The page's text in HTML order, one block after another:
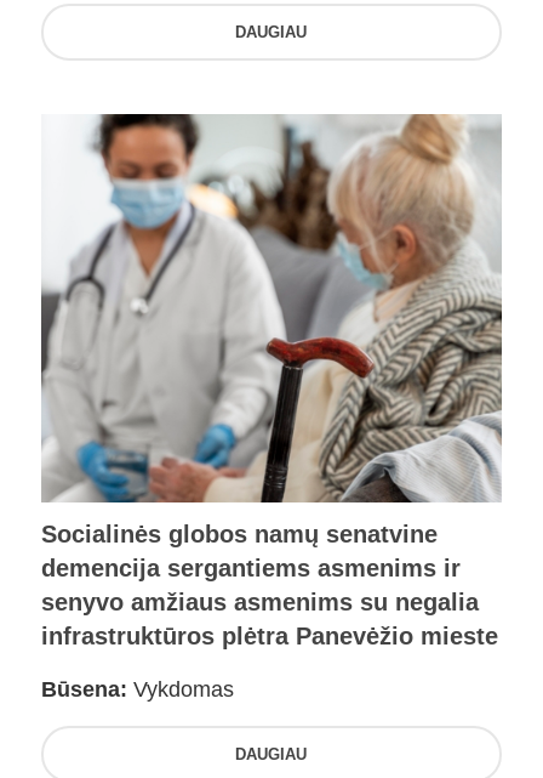
DAUGIAU
Socialinės globos namų senatvine
demencija sergantiems asmenims ir
senyvo amžiaus asmenims su negalia
infrastruktūros plėtra Panevėžio mieste
Būsena: Vykdomas
DAUGIAU